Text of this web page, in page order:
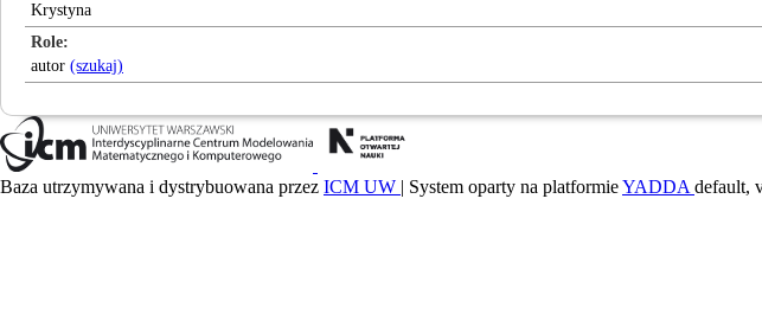
Krystyna
Role
autor (szukaj)
Baza utrzymywana i dystrybuowana przez ICM UW | System oparty na platformieYADDA default,